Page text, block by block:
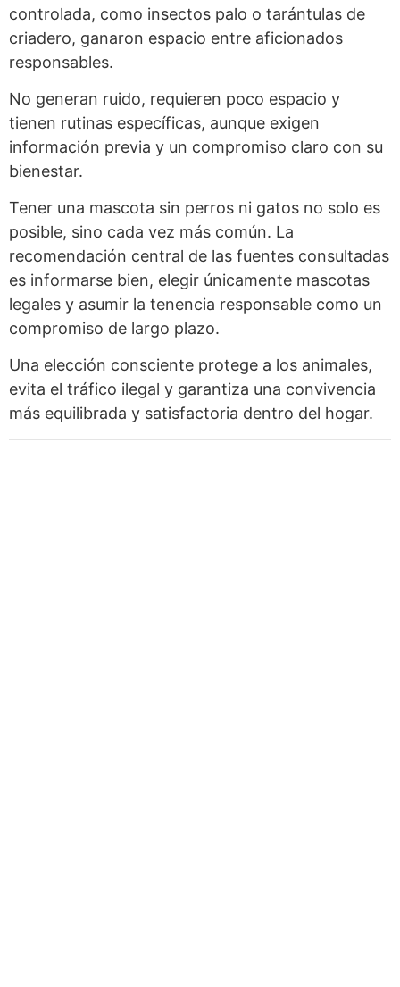
controlada, como insectos palo o tarántulas de
criadero, ganaron espacio entre aficionados
responsables.
No generan ruido, requieren poco espacio y
tienen rutinas específicas, aunque exigen
información previa y un compromiso claro con su
bienestar.
Tener una mascota sin perros ni gatos no solo es
posible, sino cada vez más común. La
recomendación central de las fuentes consultadas
es informarse bien, elegir únicamente mascotas
legales y asumir la tenencia responsable como un
compromiso de largo plazo.
Una elección consciente protege a los animales,
evita el tráfico ilegal y garantiza una convivencia
más equilibrada y satisfactoria dentro del hogar.